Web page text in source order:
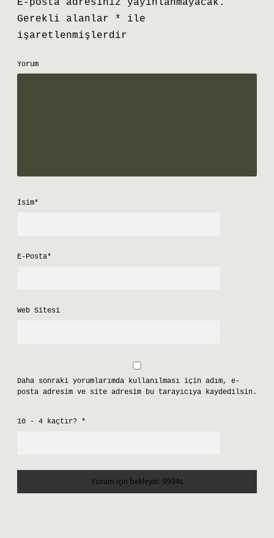
E-posta adresiniz yayınlanmayacak.
Gerekli alanlar
*
ile
işaretlenmişlerdir
Yorum
İsim*
E-Posta*
Web Sitesi
Daha sonraki yorumlarımda kullanılması için adım, e-
posta adresim ve site adresim bu tarayıcıya kaydedilsin.
10 - 4 kaçtır? *